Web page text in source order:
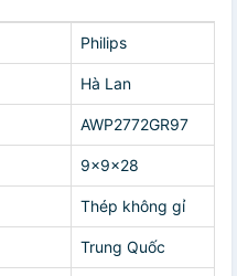
Philips
Hà Lan
AWP2772GR97
9x9x28
Thép không gỉ
Trung Quốc